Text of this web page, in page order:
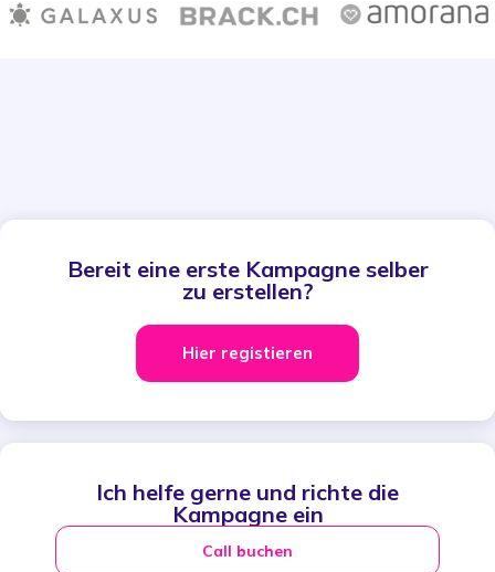
Bereit eine erste Kampagne selber
zu erstellen?
Hier registieren
Ich helfe gerne und richte die
Kampagne ein
Call buchen